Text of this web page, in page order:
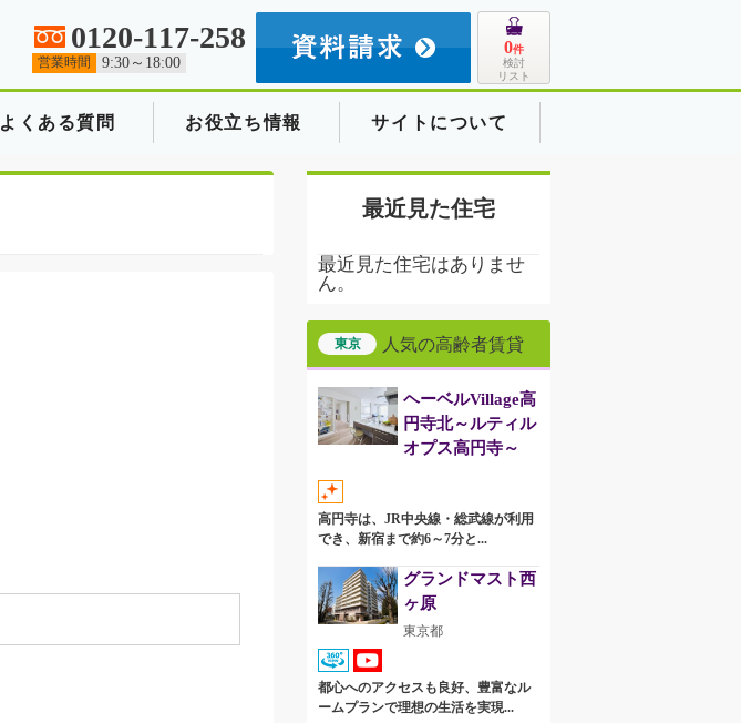
0120-117-258
営業時間 9:30～18:00
0件
検討
リスト
よくある質問 お役立ち情報 サイトについて
最近見た住宅
最近見た住宅はありませ
ん。
東京 人気の高齢者賃貸
ヘーベルVillage高
円寺北～ルティル
オプス高円寺～
高円寺は、JR中央線・総武線が利用
でき、新宿まで約6～7分と...
グランドマスト西
ヶ原
東京都
都心へのアクセスも良好、豊富なル
ームプランで理想の生活を実現...